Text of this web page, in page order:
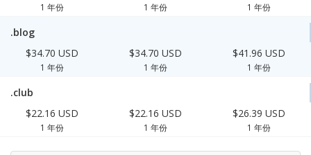
1 年份 1 年份 1 年份
.blog
$34.70 USD
1 年份
$34.70 USD
1 年份
$41.96 USD
1 年份
.club
$22.16 USD
1 年份
$22.16 USD
1 年份
$26.39 USD
1 年份